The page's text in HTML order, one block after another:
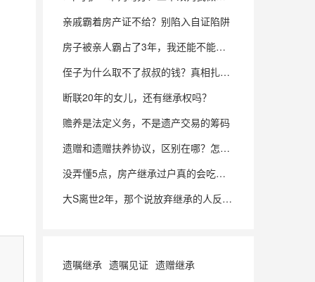
亲戚霸着房产证不给？别陷入自证陷阱
房子被亲人霸占了3年，我还能不能继承
侄子为什么取不了叔叔的钱？真相扎心了
断联20年的女儿，还有继承权吗？
赡养是法定义务，不是遗产交易的筹码
遗赠和遗赠扶养协议，区别在哪？怎么签才稳？
没弄懂5点，房产继承过户真的会吃大亏
大S离世2年，那个说放弃继承的人反悔了
遗嘱继承 遗嘱见证 遗赠继承